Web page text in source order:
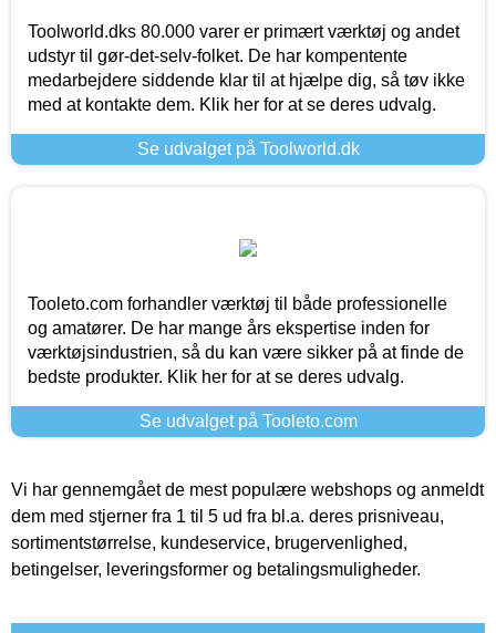
Toolworld.dks 80.000 varer er primært værktøj og andet
udstyr til gør-det-selv-folket. De har kompentente
medarbejdere siddende klar til at hjælpe dig, så tøv ikke
med at kontakte dem. Klik her for at se deres udvalg.
Se udvalget på Toolworld.dk
Tooleto.com forhandler værktøj til både professionelle
og amatører. De har mange års ekspertise inden for
værktøjsindustrien, så du kan være sikker på at finde de
bedste produkter. Klik her for at se deres udvalg.
Se udvalget på Tooleto.com
Vi har gennemgået de mest populære webshops og anmeldt
dem med stjerner fra 1 til 5 ud fra bl.a. deres prisniveau,
sortimentstørrelse, kundeservice, brugervenlighed,
betingelser, leveringsformer og betalingsmuligheder.